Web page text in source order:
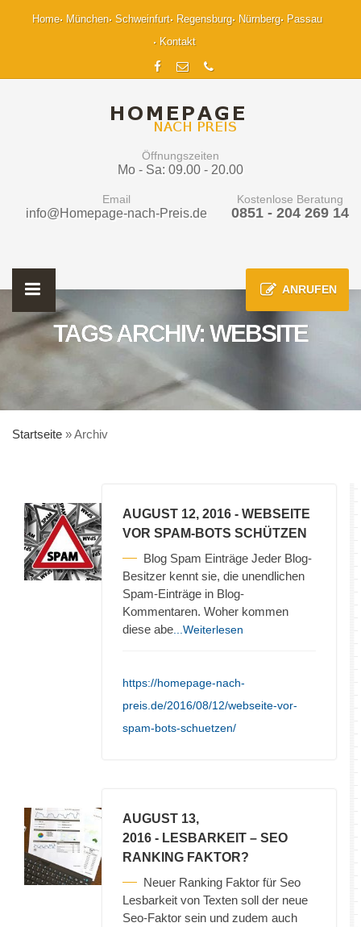
Home München Schweinfurt Regensburg Nürnberg
Passau
Kontakt
Öffnungszeiten
Mo - Sa: 09.00 - 20.00
Email
info@Homepage-nach-Preis.de
Kostenlose Beratung
0851 - 204 269 14
ANRUFEN
TAGS ARCHIV: WEBSITE
Startseite »Archiv
AUGUST 12, 2016 - WEBSEITE
VOR SPAM-BOTS SCHÜTZEN
Blog Spam Einträge Jeder Blog-
Besitzer kennt sie, die unendlichen
Spam-Einträge in Blog-
Kommentaren. Woher kommen
diese abe ...Weiterlesen
https://homepage-nach-
preis.de/2016/08/12/webseite-vor-
spam-bots-schuetzen/
AUGUST 13,
2016 - LESBARKEIT – SEO
RANKING FAKTOR?
Neuer Ranking Faktor für Seo
Lesbarkeit von Texten soll der neue
Seo-Faktor sein und zudem auch